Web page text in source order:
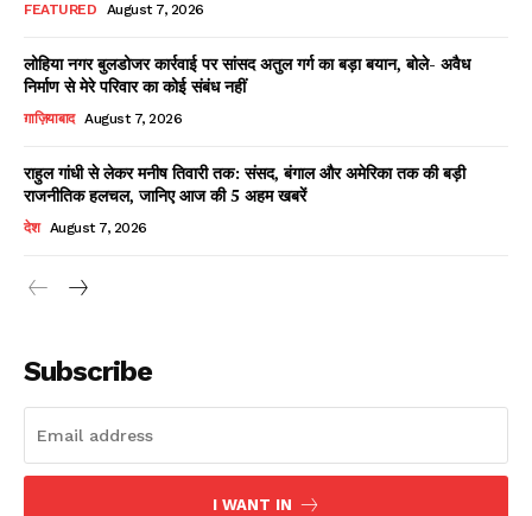
Facebook
X WhatsApp
Share
Read Latest News on AIN
FEATURED August 7, 2026
लोहिया नगर बुलडोजर कार्रवाई पर सांसद अतुल गर्ग का बड़ा बयान, बोले- अवैध
निर्माण से मेरे परिवार का कोई संबंध नहीं
ग़ाज़ियाबाद August 7, 2026
राहुल गांधी से लेकर मनीष तिवारी तक: संसद, बंगाल और अमेरिका तक की बड़ी
राजनीतिक हलचल, जानिए आज की 5 अहम खबरें
देश August 7, 2026
Subscribe
I WANT IN